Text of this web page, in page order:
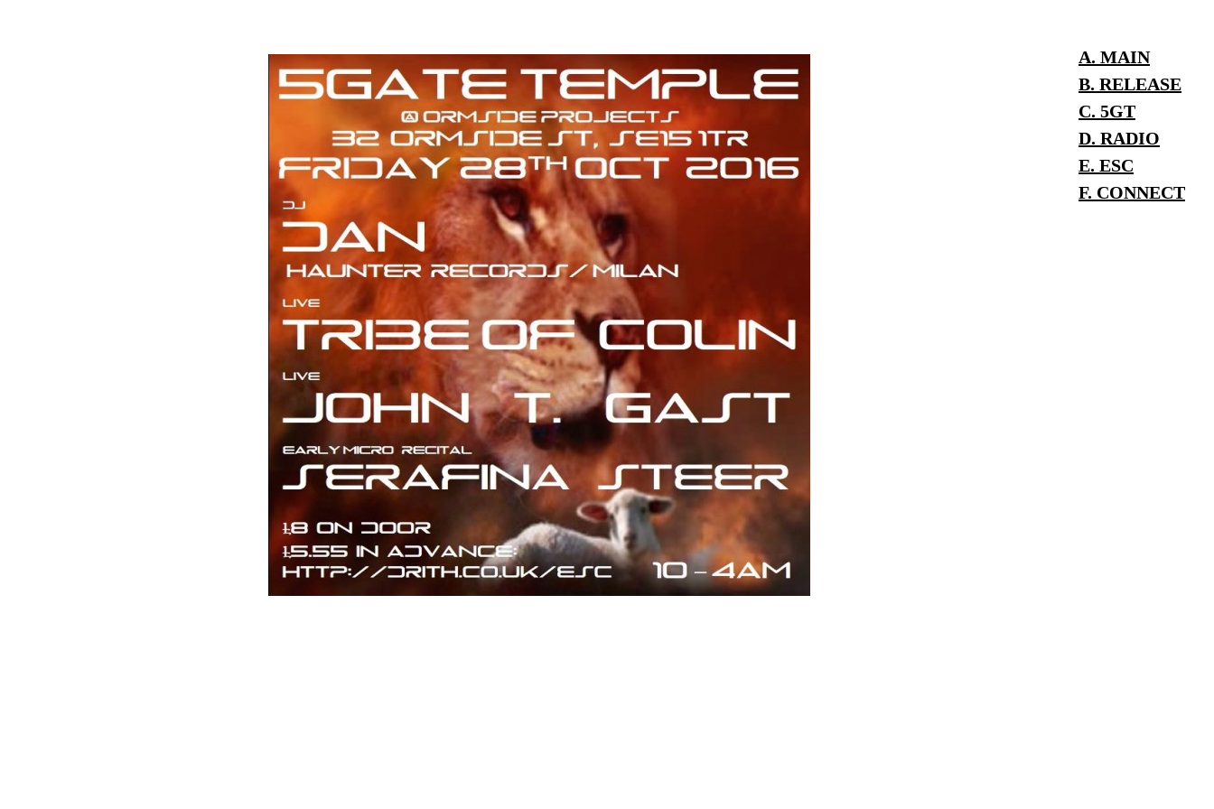
A. MAIN
B. RELEASE
C. 5GT
D. RADIO
E. ESC
F. CONNECT